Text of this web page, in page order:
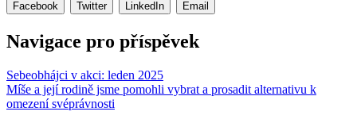
Facebook Twitter LinkedIn Email
Navigace pro příspěvek
Sebeobhájci v akci: leden 2025
Míše a její rodině jsme pomohli vybrat a prosadit alternativu k
omezení svéprávnosti